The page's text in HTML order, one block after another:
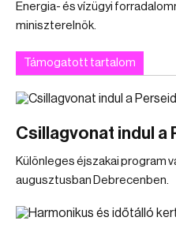
Energia- és vízügyi
miniszterelnök.
Támogatott tartalom
Csillagvonat indul a
Különleges éjszakai program
augusztusban Debrecenben.